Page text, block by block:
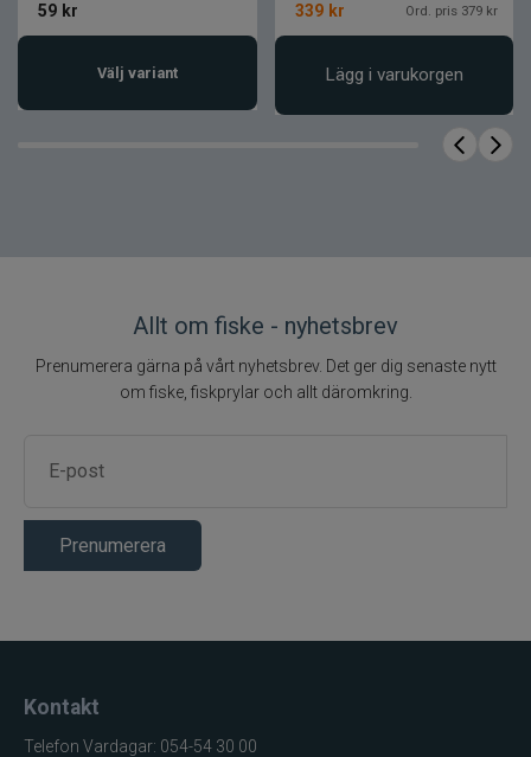
59 kr
Välj variant
339 kr Ord. pris 379 kr
Lägg i varukorgen
Allt om fiske - nyhetsbrev
Prenumerera gärna på vårt nyhetsbrev. Det ger dig senaste nytt
om fiske, fiskprylar och allt däromkring.
Prenumerera
Kontakt
Telefon Vardagar: 054-54 30 00